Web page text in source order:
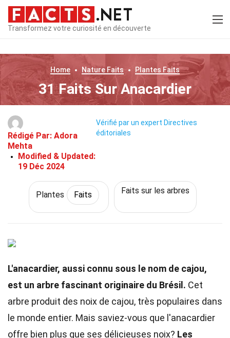
Transformez votre curiosité en découverte
Home Nature Faits Plantes Faits
31 Faits Sur Anacardier
Rédigé Par: Adora
Mehta
Modified & Updated:
19 Déc 2024
Vérifié par un expert Directives
éditoriales
Plantes Faits Faits sur les arbres
L'anacardier, aussi connu sous le nom de cajou,
est un arbre fascinant originaire du Brésil. Cet
arbre produit des noix de cajou, très populaires dans
le monde entier. Mais saviez-vous que l'anacardier
offre bien plus que ses délicieuses noix? Les